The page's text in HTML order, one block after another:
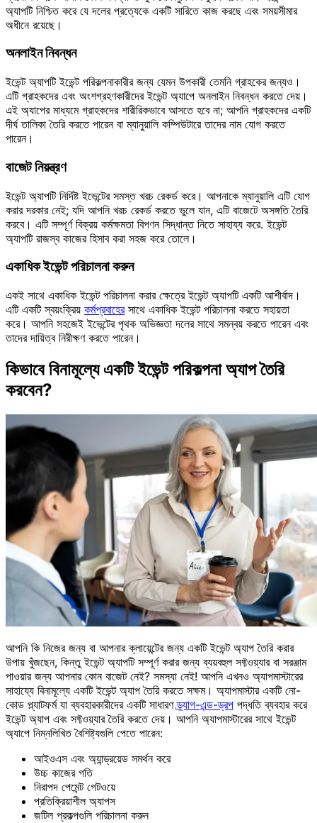
অ্যাপটি নিশ্চিত করে যে দলের প্রত্যেকে একটি সারিতে কাজ করছে এবং সময়সীমার
অধীনে রয়েছে।
অনলাইন নিবন্ধন
ইভেন্ট অ্যাপটি ইভেন্ট পরিকল্পনাকারীর জন্য যেমন উপকারী তেমনি গ্রাহকের জন্যও।
এটি গ্রাহকদের এবং অংশগ্রহণকারীদের ইভেন্ট অ্যাপে অনলাইন নিবন্ধন করতে দেয়।
এই অ্যাপের মাধ্যমে গ্রাহকদের শারীরিকভাবে আসতে হবে না; আপনি গ্রাহকদের একটি
দীর্ঘ তালিকা তৈরি করতে পারেন বা ম্যানুয়ালি কম্পিউটারে তাদের নাম যোগ করতে
পারেন।
বাজেট নিয়ন্ত্রণ
ইভেন্ট অ্যাপটি নির্দিষ্ট ইভেন্টের সমস্ত খরচ রেকর্ড করে। আপনাকে ম্যানুয়ালি এটি যোগ
করার দরকার নেই; যদি আপনি খরচ রেকর্ড করতে ভুলে যান, এটি বাজেটে অসঙ্গতি তৈরি
করবে। এটি সম্পূর্ণ বিক্রয় কর্মক্ষমতা বিপণন সিদ্ধান্ত নিতে সাহায্য করে. ইভেন্ট
অ্যাপটি রাজস্ব কাজের হিসাব করা সহজ করে তোলে।
একাধিক ইভেন্ট পরিচালনা করুন
একই সাথে একাধিক ইভেন্ট পরিচালনা করার ক্ষেত্রে ইভেন্ট অ্যাপটি একটি আশীর্বাদ।
এটি একটি স্বয়ংক্রিয় কর্মপ্রবাহেরসাথে একাধিক ইভেন্ট পরিচালনা করতে সহায়তা
করে। আপনি সহজেই ইভেন্টের পৃথক অভিজ্ঞতা দলের সাথে সমন্বয় করতে পারেন এবং
তাদের দায়িত্ব নিরীক্ষণ করতে পারেন।
কিভাবে বিনামূল্যে একটি ইভেন্ট পরিকল্পনা অ্যাপ তৈরি
করবেন?
আপনি কি নিজের জন্য বা আপনার ক্লায়েন্টের জন্য একটি ইভেন্ট অ্যাপ তৈরি করার
উপায় খুঁজছেন, কিন্তু ইভেন্ট অ্যাপটি সম্পূর্ণ করার জন্য ব্যয়বহুল সফ্টওয়্যার বা সরঞ্জাম
পাওয়ার জন্য আপনার কোন বাজেট নেই? সমস্যা নেই! আপনি এখনও অ্যাপমাস্টারের
সাহায্যে বিনামূল্যে একটি ইভেন্ট অ্যাপ তৈরি করতে সক্ষম। অ্যাপমাস্টার একটি নো-
কোড প্ল্যাটফর্ম যা ব্যবহারকারীদের একটি সাধারণড্র্যাগ-এন্ড-ড্রপ পদ্ধতি ব্যবহার করে
ইভেন্ট অ্যাপ এবং সফ্টওয়্যার তৈরি করতে দেয়। আপনি অ্যাপমাস্টারের সাথে ইভেন্ট
অ্যাপে নিম্নলিখিত বৈশিষ্ট্যগুলি পেতে পারেন:
আইওএস এবং অ্যান্ড্রয়েড সমর্থন করে
উচ্চ কাজের গতি
নিরাপদ পেমেন্ট গেটওয়ে
প্রতিক্রিয়াশীল অ্যাপস
জটিল প্রকল্পগুলি পরিচালনা করুন